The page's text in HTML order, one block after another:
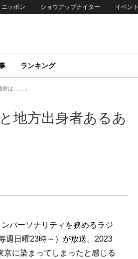
ッポン ショウアップナイター イベント
ランキング
所は……」
地方出身者あるあ
パーソナリティを務めるラジ
週日曜23時～）が放送。2023
に染まってしまったと感じる